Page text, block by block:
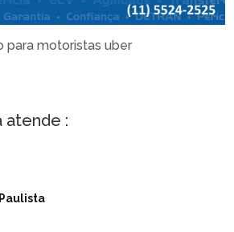
para motoristas uber
atende :